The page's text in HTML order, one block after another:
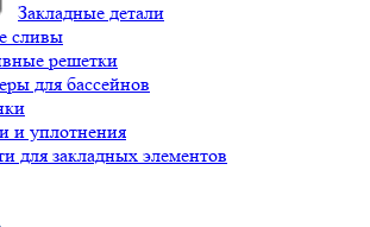
Закладные детали
сливы
решетки
для бассейнов
и уплотнения
для закладных элементов